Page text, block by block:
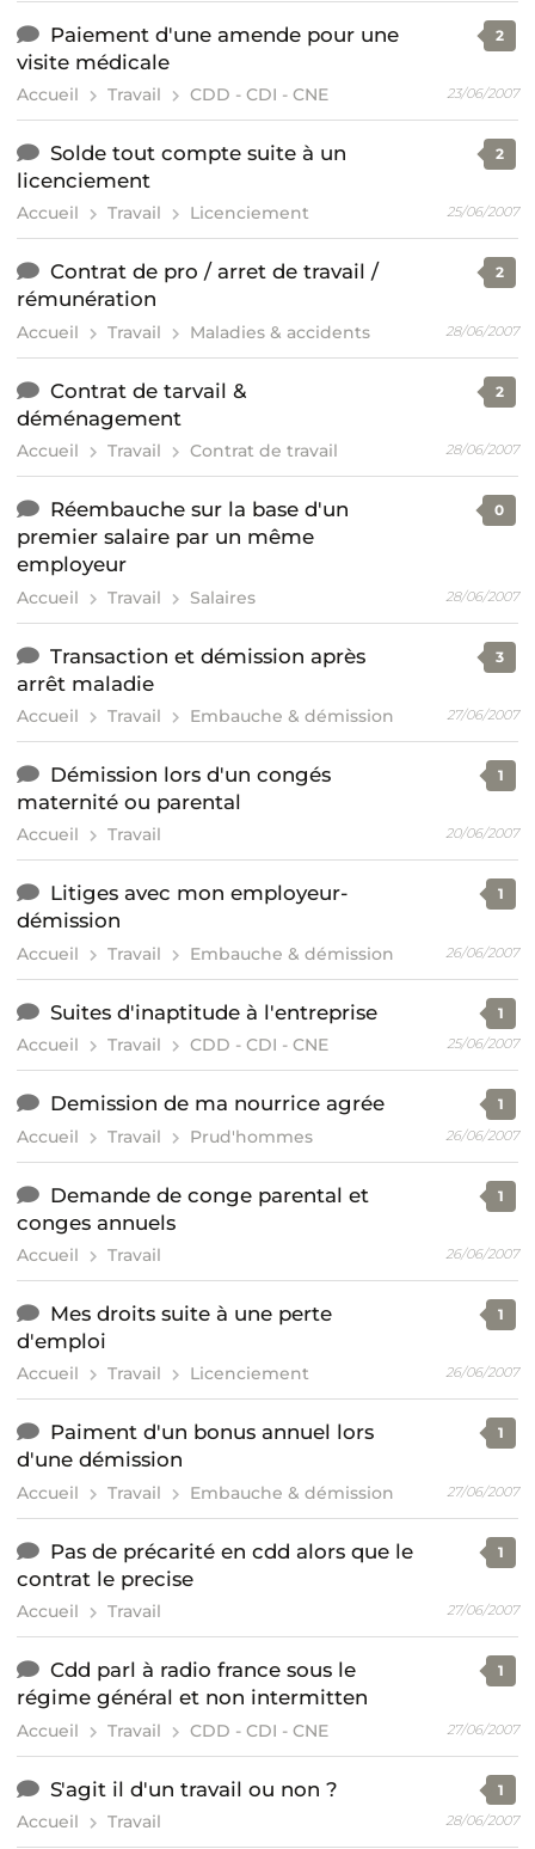
Paiement d'une amende pour une
visite médicale
Accueil Travail CDD - CDI - CNE
2
23/06/2007
Solde tout compte suite à un
licenciement
Accueil Travail Licenciement
2
25/06/2007
Contrat de pro / arret de travail /
rémunération
Accueil Travail Maladies & accidents
2
28/06/2007
Contrat de tarvail &
déménagement
Accueil Travail Contrat de travail
2
28/06/2007
Réembauche sur la base d'un
premier salaire par un même
employeur
Accueil Travail Salaires
0
28/06/2007
Transaction et démission après
arrêt maladie
Accueil Travail Embauche & démission
3
27/06/2007
Démission lors d'un congés
maternité ou parental
Accueil Travail
1
20/06/2007
Litiges avec mon employeur-
démission
Accueil Travail Embauche & démission
1
26/06/2007
Suites d'inaptitude à l'entreprise
Accueil Travail CDD - CDI - CNE
1
25/06/2007
Demission de ma nourrice agrée
Accueil Travail Prud'hommes
1
26/06/2007
Demande de conge parental et
conges annuels
Accueil Travail
1
26/06/2007
Mes droits suite à une perte
d'emploi
Accueil Travail Licenciement
1
26/06/2007
Paiment d'un bonus annuel lors
d'une démission
Accueil Travail Embauche & démission
1
27/06/2007
Pas de précarité en cdd alors que le
contrat le precise
Accueil Travail
1
27/06/2007
Cdd parl à radio france sous le
régime général et non intermitten
Accueil Travail CDD - CDI - CNE
1
27/06/2007
S'agit il d'un travail ou non ?
Accueil Travail
1
28/06/2007